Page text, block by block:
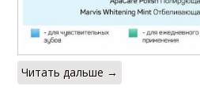
Читать дальше →